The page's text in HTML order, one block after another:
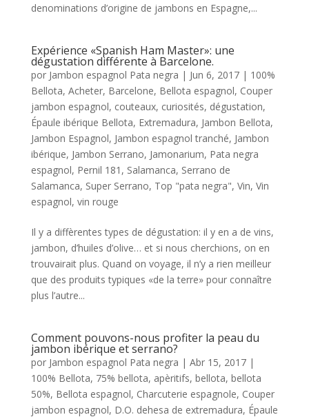
denominations d’origine de jambons en Espagne,...
Expérience «Spanish Ham Master»: une
dégustation différente à Barcelone.
por Jambon espagnol Pata negra | Jun 6, 2017| 100%
Bellota, Acheter, Barcelone, Bellota espagnol, Couper
jambon espagnol, couteaux, curiosités, dégustation,
Épaule ibérique Bellota, Extremadura, Jambon Bellota,
Jambon Espagnol, Jambon espagnol tranché, Jambon
ibérique, Jambon Serrano, Jamonarium, Pata negra
espagnol, Pernil 181 , Salamanca, Serrano de
Salamanca, Super Serrano, Top "pata negra", Vin, Vin
espagnol, vin rouge
Il y a diffèrentes types de dégustation: il y en a de vins,
jambon, d’huiles d’olive… et si nous cherchions, on en
trouvairait plus. Quand on voyage, il n’y a rien meilleur
que des produits typiques «de la terre» pour connaître
plus l’autre...
Comment pouvons-nous profiter la peau du
jambon ibérique et serrano?
por Jambon espagnol Pata negra | Abr 15, 2017|
100% Bellota, 75% bellota, apèritifs, bellota, bellota
50%, Bellota espagnol, Charcuterie espagnole, Couper
jambon espagnol, D.O. dehesa de extremadura, Épaule